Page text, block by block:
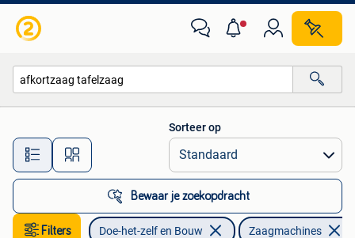
Alle afstanden…
Sorteer op
Bewaar je zoekopdracht
Filters Doe-het-zelf en Bouw Zaagmachines